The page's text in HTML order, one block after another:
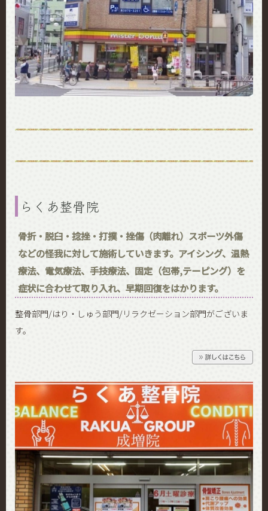
らくあ整骨院
骨折・脱臼・捻挫・打撲・挫傷（肉離れ）スポーツ外傷
などの怪我に対して施術していきます。アイシング、温熱
療法、電気療法、手技療法、固定（包帯,テーピング）を
症状に合わせて取り入れ、早期回復をはかります。
整骨部門/はり・しゅう部門/リラクゼーション部門がございま
す。